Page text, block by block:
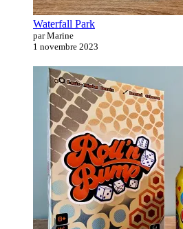
Waterfall Park
par Marine
1 novembre 2023